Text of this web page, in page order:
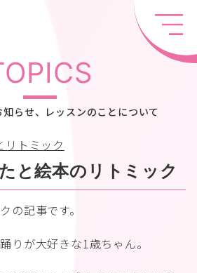
らせ、レッスンのことについて
リトミック
と絵本のリトミック
の記事です。
りが大好きな1歳ちゃん。